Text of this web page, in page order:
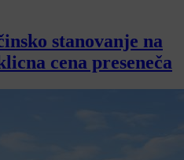
stanovanje na
cena preseneča